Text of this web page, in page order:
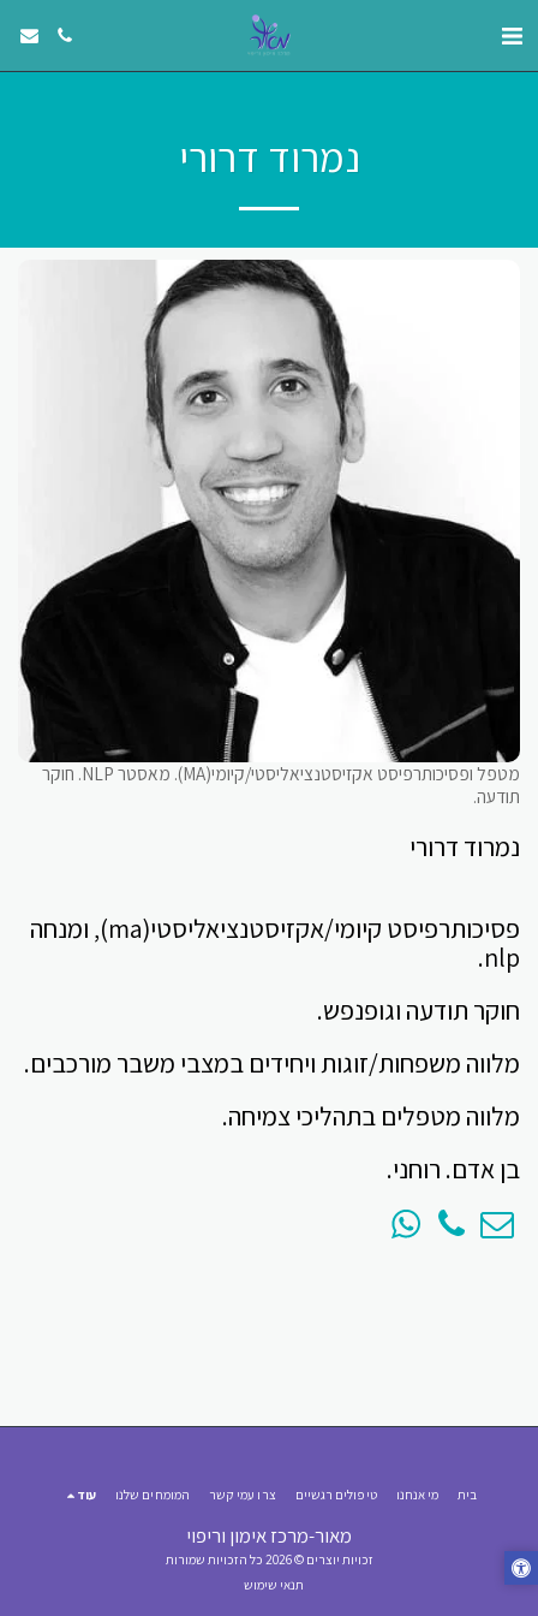
נמרוד דרורי
מטפל ופסיכותרפיסט אקזיסטנציאליסטי/קיומי(MA). מאסטר NLP. חוקר
תודעה.
נמרוד דרורי
פסיכותרפיסט קיומי/אקזיסטנציאליסטי(ma), ומנחה
nlp.
חוקר תודעה וגופנפש.
מלווה משפחות/זוגות ויחידים במצבי משבר מורכבים.
מלווה מטפלים בתהליכי צמיחה.
בן אדם. רוחני.
מאור-מרכז אימון וריפוי
זכויות יוצרים © 2026 כל הזכויות שמורות
תנאי שימוש
בית מי אנחנו טיפולים רגשיים צרו עמי קשר המומחים שלנו עוד